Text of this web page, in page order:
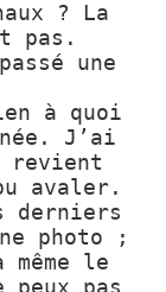
? La
pas.
une
à quoi
J’ai
revient
avaler.
derniers
photo ;
même le
pas